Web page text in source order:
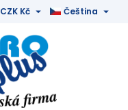
Čeština 
CZK Kč 